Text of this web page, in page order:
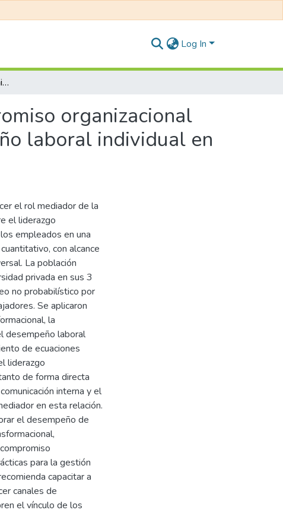
Log In
Rol mediador de la comunicación interna y compromiso organizacional entre el liderazgo transformacional y el desempeño laboral individual en una universidad privada del Perú
organizacional
laboral individual en
el rol mediador de la
el liderazgo
empleados en una
con alcance
La población
privada en sus 3
no probabilístico por
Se aplicaron
la
desempeño laboral
de ecuaciones
liderazgo
de forma directa
interna y el
en esta relación.
el desempeño de
para la gestión
capacitar a
canales de
el vínculo de los